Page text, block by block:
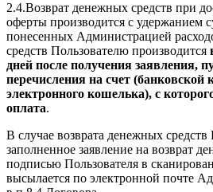
2.4.Возврат денежных средств при
оферты производится с удержанием
понесенных Администрацией
средств Пользователю производится
дней после получения заявления,
перечисления на счет (банковской
электронного кошелька), с
оплата.
В случае возврата денежных средств
заполненное заявление на возврат
подписью Пользователя в
высылается по электронной почте